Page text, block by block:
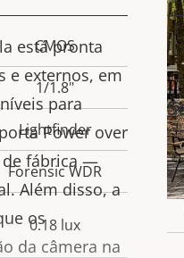
está pronta
e externos, em
para
Power over
de fábrica —
Além disso, a
os
da câmera na
CMOS
1/1.8"
Lightfinder
Forensic WDR
0.18 lux